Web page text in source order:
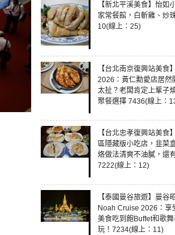
【新北平溪美食】怡如
家常餐館，白斬雞、炒
10(線上：25)
【台北南京復興站美食
2026：黃仁勳愛店居然
太扯？老闆肯定上輩子
聚餐選擇 7436(線上：
【台北忠孝復興站美食
區隱藏版小吃店，韭菜
烙做法清爽不油膩，還
7222(線上：12)
【泰國曼谷旅遊】曼谷
Noah Cruise 2026：享
美食吃到飽Buffet和歌
玩！7234(線上：11)